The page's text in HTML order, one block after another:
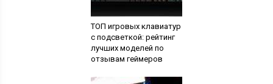
ТОП игровых клавиатур
с подсветкой: рейтинг
лучших моделей по
отзывам геймеров